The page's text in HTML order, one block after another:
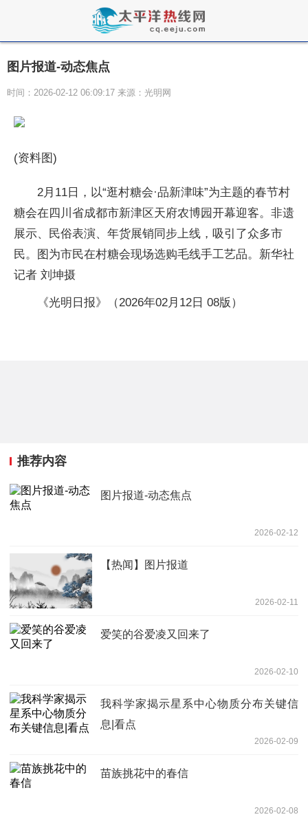
图片报道-动态焦点
时间：2026-02-12 06:09:17 来源：光明网
(资料图)
2月11日，以“逛村糖会·品新津味”为主题的春节村
糖会在四川省成都市新津区天府农博园开幕迎客。非遗
展示、民俗表演、年货展销同步上线，吸引了众多市
民。图为市民在村糖会现场选购毛线手工艺品。新华社
记者 刘坤摄
《光明日报》（2026年02月12日 08版）
推荐内容
图片报道-动态焦点
2026-02-12
【热闻】图片报道
2026-02-11
爱笑的谷爱凌又回来了
2026-02-10
我科学家揭示星系中心物质分布关键信
息|看点
2026-02-09
苗族挑花中的春信
2026-02-08